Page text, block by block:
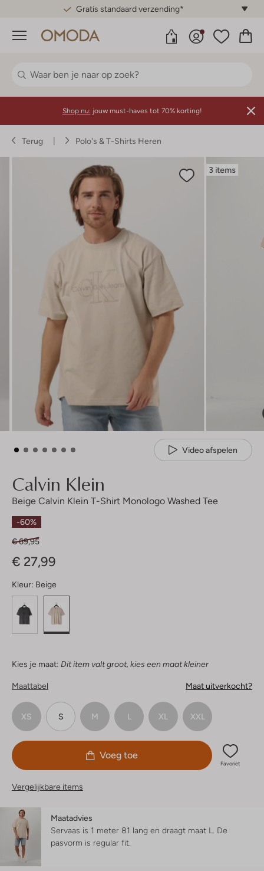
Gratis standaard verzending*
Menu
Shop nu: jouw must-haves tot 70% korting!
Terug Polo's & T-Shirts Heren
3 items
Video afspelen
Calvin Klein
Beige Calvin Klein T-Shirt Monologo Washed Tee
-60%
€ 69,95
€ 27,99
Kleur: Beige
Kies je maat: Dit item valt groot, kies een maat kleiner
Maattabel Maat uitverkocht?
XS S M L XL XXL
Voeg toe
Favoriet
Vergelijkbare items
Maatadvies
Servaas is 1 meter 81 lang en draagt maat L. De
pasvorm is regular fit